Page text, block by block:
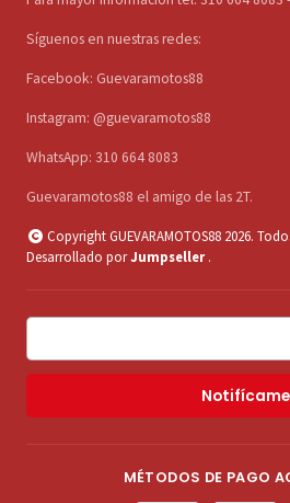
Síguenos en nuestras redes:
Facebook: Guevaramotos88
Instagram: @guevaramotos88
WhatsApp: 310 664 8083
Guevaramotos88 el amigo de las 2T.
Copyright GUEVARAMOTOS88 2026.
Desarrollado porJumpseller .
Notifícame
MÉTODOS DE PAGO